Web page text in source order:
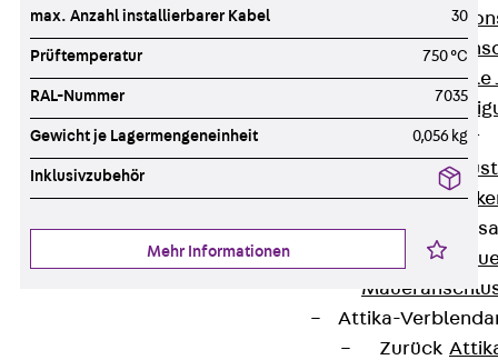
Winkelkonsole
Brüstungsanker
Zurück
Zurück
Attika-
Zurück
max. Anzahl installierbarer Kabel 30
Prüftemperatur 750 °C
RAL-Nummer 7035
Gewicht je Lagermengeneinheit 0,056 kg
Inklusivzubehör
Mehr Informationen